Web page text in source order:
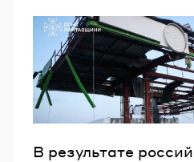
В результате